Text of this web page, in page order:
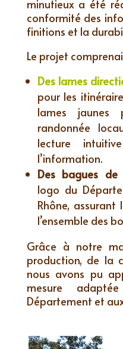
minutieux a été
conformité des
finitions et la
Le projet
Des lames
pour les
lames jaunes
randonnée
lecture
l’information.
Des bagues
logo du
Rhône, assurant
l’ensemble des
Grâce à notre
production, de la
nous avons pu
mesure
Département et